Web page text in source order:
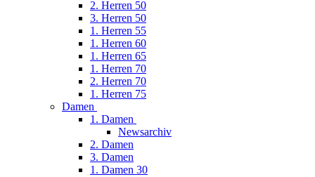
2. Herren 50
3. Herren 50
1. Herren 55
1. Herren 60
1. Herren 65
1. Herren 70
2. Herren 70
1. Herren 75
Damen
1. Damen
Newsarchiv
2. Damen
3. Damen
1. Damen 30